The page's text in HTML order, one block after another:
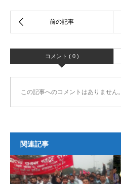
コメント ( 0 )
この記事へのコメントはありません。
関連記事